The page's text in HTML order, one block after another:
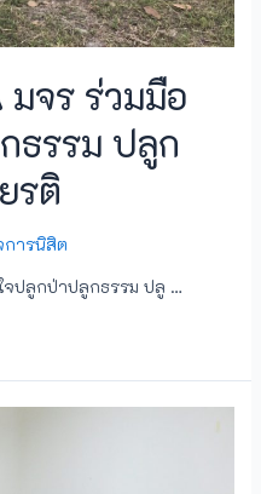
จร ร่วมมือ
ธรรม ปลูก
รติ
การนิสิต
จปลูกป่าปลูกธรรม ปลู …